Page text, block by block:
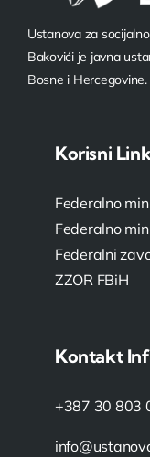
Ustanova za
Bakovići je javna
Bosne i Hercegovine.
Korisni
Federalno
Federalno
Federalni
ZZOR FBiH
Kontakt
+387 30 803